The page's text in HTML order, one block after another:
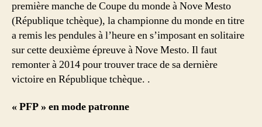
première manche de Coupe du monde à Nove Mesto
(République tchèque), la championne du monde en titre
a remis les pendules à l’heure en s’imposant en solitaire
sur cette deuxième épreuve à Nove Mesto. Il faut
remonter à 2014 pour trouver trace de sa dernière
victoire en République tchèque. .
« PFP » en mode patronne